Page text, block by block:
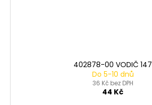
402878-00 VODIČ 147
Do 5-10 dnů
36 Kč bez DPH
44 Kč